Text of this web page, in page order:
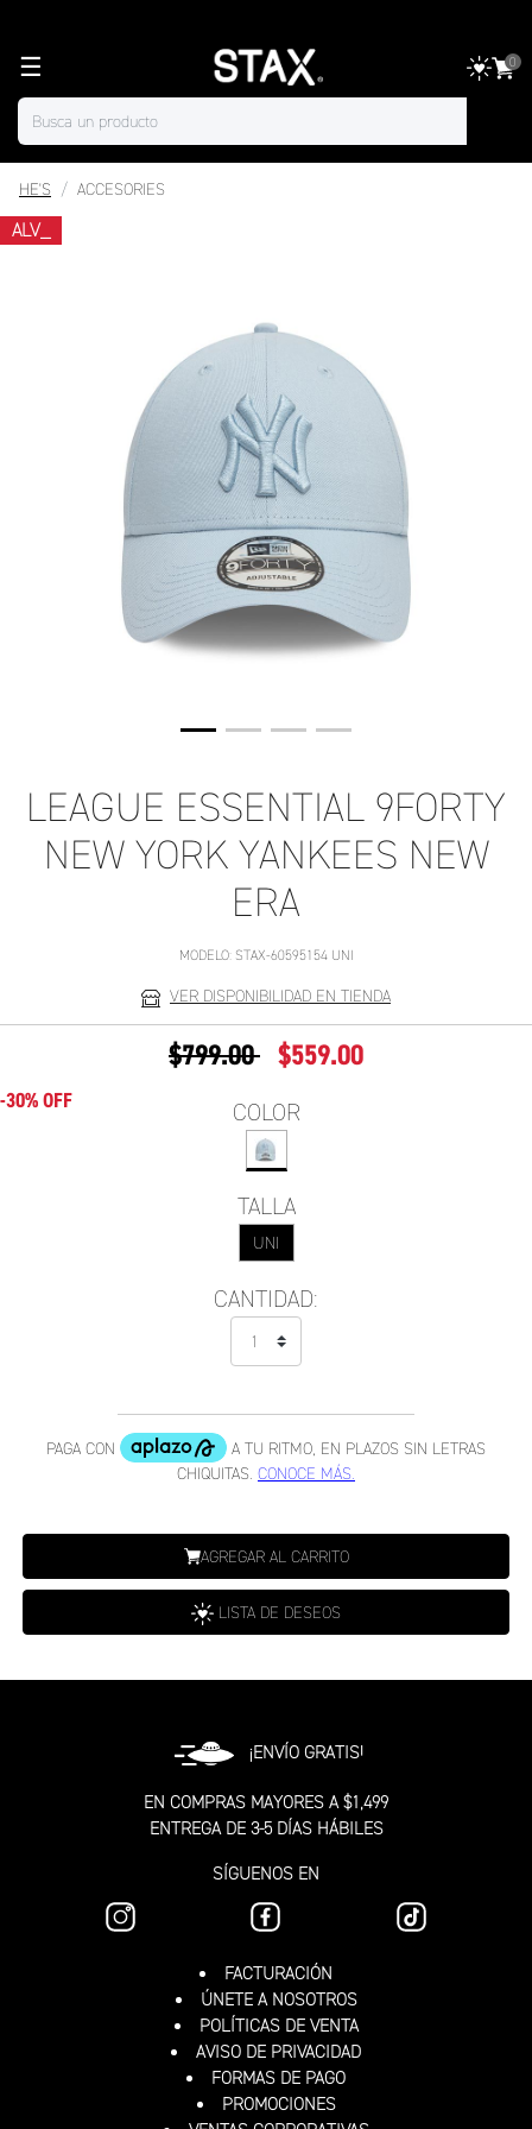
☰ 0
HE'S ACCESORIES
ALV_
LEAGUE ESSENTIAL 9FORTY
NEW YORK YANKEES NEW
ERA
MODELO: STAX-60595154 UNI
VER DISPONIBILIDAD EN TIENDA
PRECIO REDUCIDO DE
$799.00A $559.00
-30% OFF COLOR
TALLA
UNI
CANTIDAD:
AGREGAR AL CARRITO
LISTA DE DESEOS
¡ENVÍO GRATIS!
EN COMPRAS MAYORES A $1,499
ENTREGA DE 3-5 DÍAS HÁBILES
SÍGUENOS EN
FACTURACIÓN
ÚNETE A NOSOTROS
POLÍTICAS DE VENTA
AVISO DE PRIVACIDAD
FORMAS DE PAGO
PROMOCIONES